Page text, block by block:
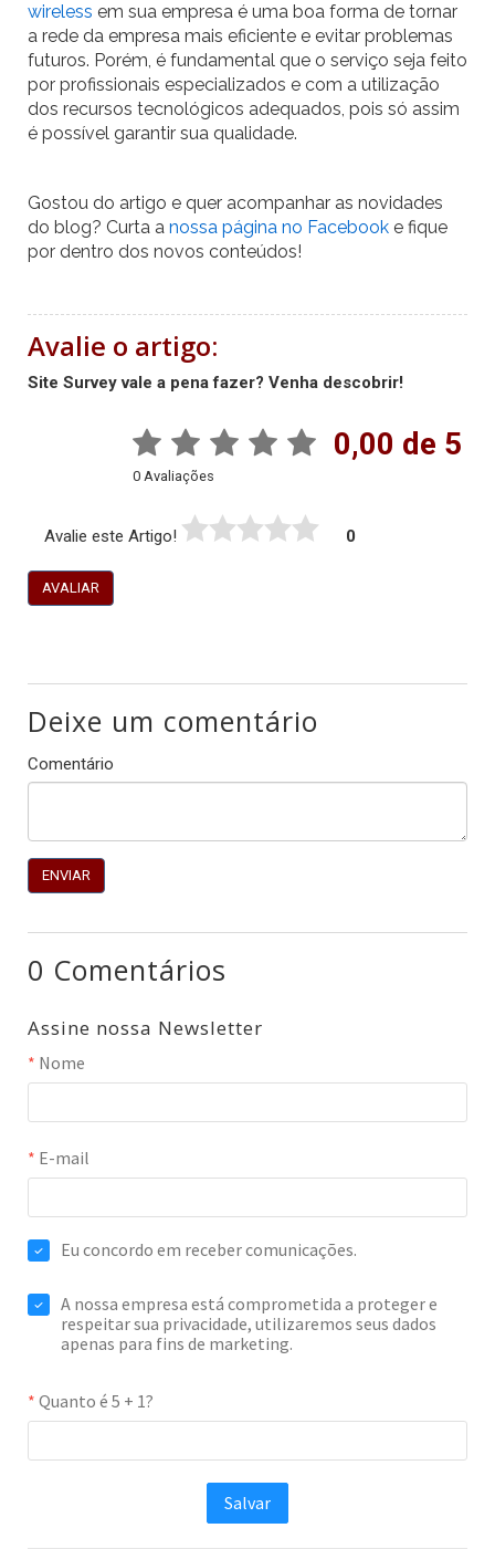
wireless em sua empresa é uma boa forma de tornar
a rede da empresa mais eficiente e evitar problemas
futuros. Porém, é fundamental que o serviço seja feito
por profissionais especializados e com a utilização
dos recursos tecnológicos adequados, pois só assim
é possível garantir sua qualidade.
Gostou do artigo e quer acompanhar as novidades
do blog? Curta a nossa página no Facebook e fique
por dentro dos novos conteúdos!
Avalie o artigo:
Site Survey vale a pena fazer? Venha descobrir!
0,00 de 5
0 Avaliações
Avalie este Artigo! 0
AVALIAR
Deixe um comentário
Comentário
0 Comentários
Assine nossa Newsletter